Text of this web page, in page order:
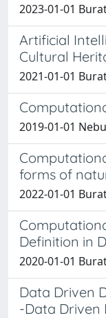
2023-01-01
Artificial
Cultural
2021-01-01
2019-01-01
forms of
2022-01-01
Definition in
2020-01-01
Data Driven
-Data Driven